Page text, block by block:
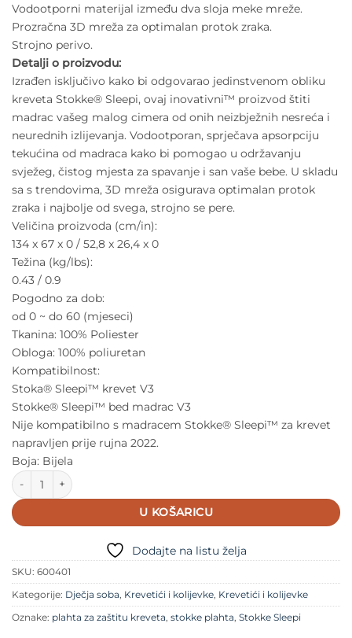
Vodootporni materijal između dva sloja meke mreže.
Prozračna 3D mreža za optimalan protok zraka.
Strojno perivo.
Detalji o proizvodu:
Izrađen isključivo kako bi odgovarao jedinstvenom obliku
kreveta Stokke® Sleepi, ovaj inovativni™ proizvod štiti
madrac vašeg malog cimera od onih neizbježnih nesreća i
neurednih izlijevanja. Vodootporan, sprječava apsorpciju
tekućina od madraca kako bi pomogao u održavanju
svježeg, čistog mjesta za spavanje i san vaše bebe. U skladu
sa s trendovima, 3D mreža osigurava optimalan protok
zraka i najbolje od svega, strojno se pere.
Veličina proizvoda (cm/in):
134 x 67 x 0 / 52,8 x 26,4 x 0
Težina (kg/lbs):
0.43 / 0.9
Pogodno za dob:
od 0 ~ do 60 (mjeseci)
Tkanina: 100% Poliester
Obloga: 100% poliuretan
Kompatibilnost:
Stoka® Sleepi™ krevet V3
Stokke® Sleepi™ bed madrac V3
Nije kompatibilno s madracem Stokke® Sleepi™ za krevet
napravljen prije rujna 2022.
Boja: Bijela
Stokke® Sleepi™ plahta za zaštitu kreveta V3 količina
U KOŠARICU
Dodajte na listu želja
SKU: 600401
Kategorije: Dječja soba, Krevetići i kolijevke, Krevetići i kolijevke
Oznake: plahta za zaštitu kreveta, stokke plahta, Stokke Sleepi